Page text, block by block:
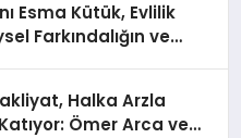
Esma Kütük, Evlilik
Farkındalığın ve
Halka Arzla
Ömer Arca ve